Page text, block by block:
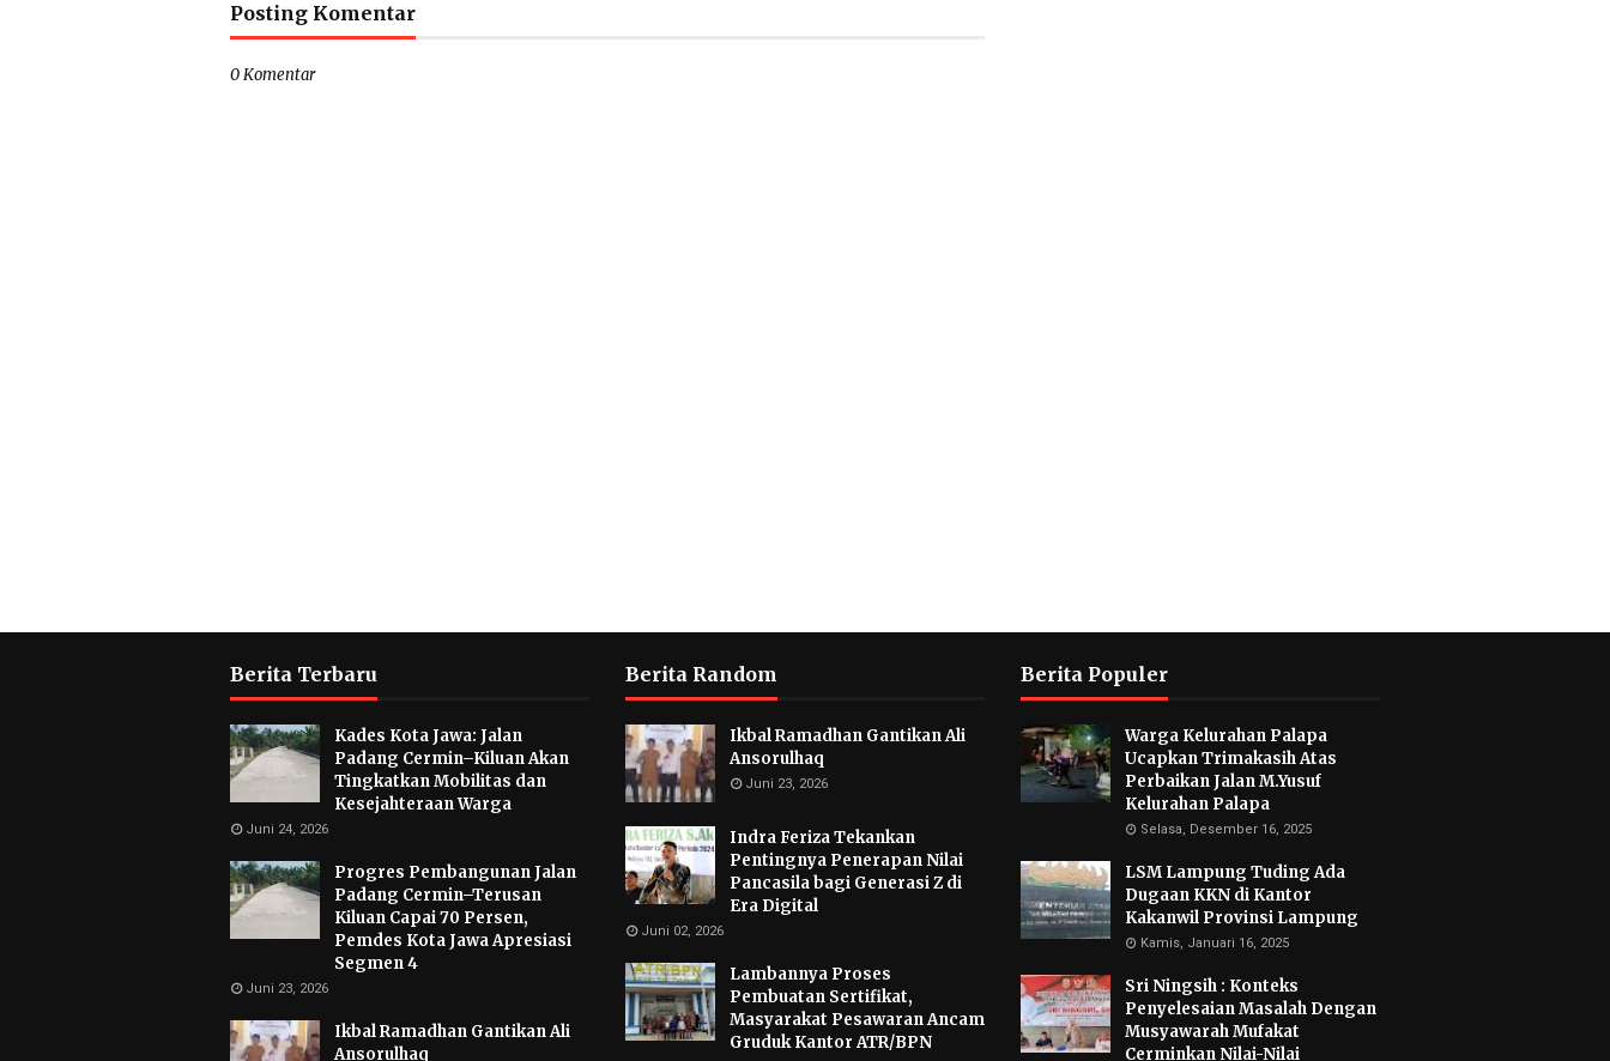
Posting Komentar
0 Komentar
Berita Terbaru
Kades Kota Jawa: Jalan
Padang Cermin–Kiluan Akan
Tingkatkan Mobilitas dan
Kesejahteraan Warga
Juni 24, 2026
Progres Pembangunan Jalan
Padang Cermin–Terusan
Kiluan Capai 70 Persen,
Pemdes Kota Jawa Apresiasi
Segmen 4
Juni 23, 2026
Ikbal Ramadhan Gantikan Ali
Ansorulhaq
Berita Random
Ikbal Ramadhan Gantikan Ali
Ansorulhaq
Juni 23, 2026
Indra Feriza Tekankan
Pentingnya Penerapan Nilai
Pancasila bagi Generasi Z di
Era Digital
Juni 02, 2026
Lambannya Proses
Pembuatan Sertifikat,
Masyarakat Pesawaran Ancam
Gruduk Kantor ATR/BPN
Berita Populer
Warga Kelurahan Palapa
Ucapkan Trimakasih Atas
Perbaikan Jalan M.Yusuf
Kelurahan Palapa
Selasa, Desember 16, 2025
LSM Lampung Tuding Ada
Dugaan KKN di Kantor
Kakanwil Provinsi Lampung
Kamis, Januari 16, 2025
Sri Ningsih : Konteks
Penyelesaian Masalah Dengan
Musyawarah Mufakat
Cerminkan Nilai-Nilai